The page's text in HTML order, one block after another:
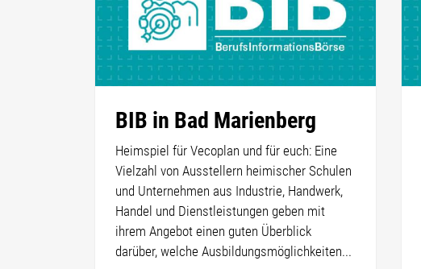
BIB in Bad Marienberg
Heimspiel für Vecoplan und für euch: Eine
Vielzahl von Ausstellern heimischer Schulen
und Unternehmen aus Industrie, Handwerk,
Handel und Dienstleistungen geben mit
ihrem Angebot einen guten Überblick
darüber, welche Ausbildungsmöglichkeiten...